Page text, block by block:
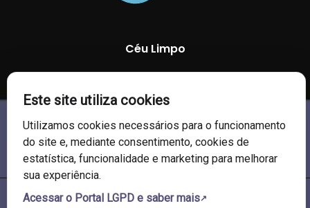
Céu Limpo
94 % 1018 mb
Este site utiliza cookies
Utilizamos cookies necessários para o funcionamento
do site e, mediante consentimento, cookies de
estatística, funcionalidade e marketing para melhorar
sua experiência.
Acessar o Portal LGPD e saber mais